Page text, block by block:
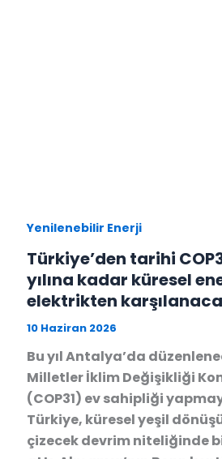
Yenilenebilir Enerji
Türkiye’den tarihi
yılına kadar küresel
elektrikten
10 Haziran 2026
Bu yıl Antalya’da
Milletler İklim Değişikliği
(COP31) ev sahipliği
Türkiye, küresel yeşil
çizecek devrim niteliğinde